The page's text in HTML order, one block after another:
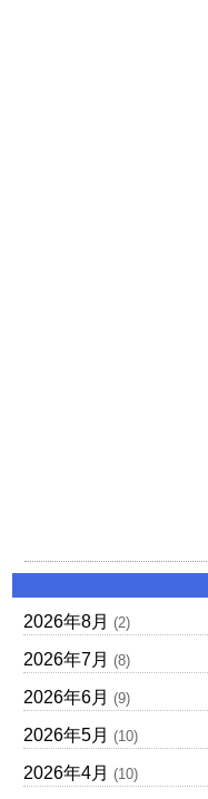
2026年8月 (2)
2026年7月 (8)
2026年6月 (9)
2026年5月 (10)
2026年4月 (10)